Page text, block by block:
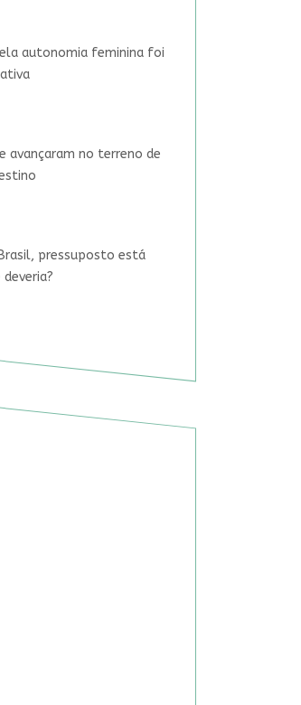
autonomia feminina foi
avançaram no terreno de
pressuposto está